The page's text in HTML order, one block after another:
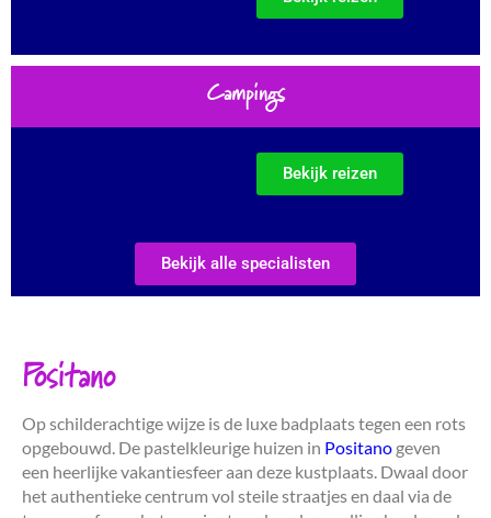
Campings
Bekijk reizen
Bekijk alle specialisten
Positano
Op schilderachtige wijze is de luxe badplaats tegen een rots
opgebouwd. De pastelkleurige huizen in Positano geven
een heerlijke vakantiesfeer aan deze kustplaats. Dwaal door
het authentieke centrum vol steile straatjes en daal via de